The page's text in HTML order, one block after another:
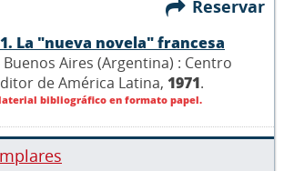
Reservar
La "nueva novela" francesa
Buenos Aires (Argentina) : Centro
de América Latina, 1971.
bibliográfico en formato papel.